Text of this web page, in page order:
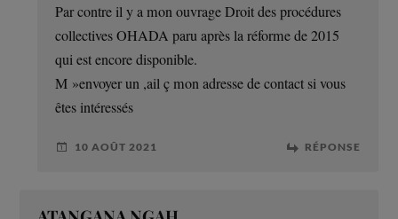
Par contre il y a mon ouvrage Droit des procédures
collectives OHADA paru après la réforme de 2015
qui est encore disponible.
M »envoyer un ,ail ç mon adresse de contact si vous
êtes intéressés
10 AOÛT 2021 RÉPONSE